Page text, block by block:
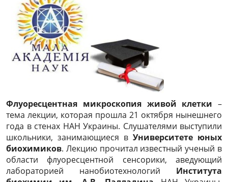
Флуоресцентная микроскопия живой клетки –
тема лекции, которая прошла 21 октября нынешнего
года в стенах НАН Украины. Слушателями выступили
школьники, занимающиеся в Университете юных
биохимиков. Лекцию прочитал известный ученый в
области флуоресцентной сенсорики, аведующий
лабораторией нанобиотехнологий Института